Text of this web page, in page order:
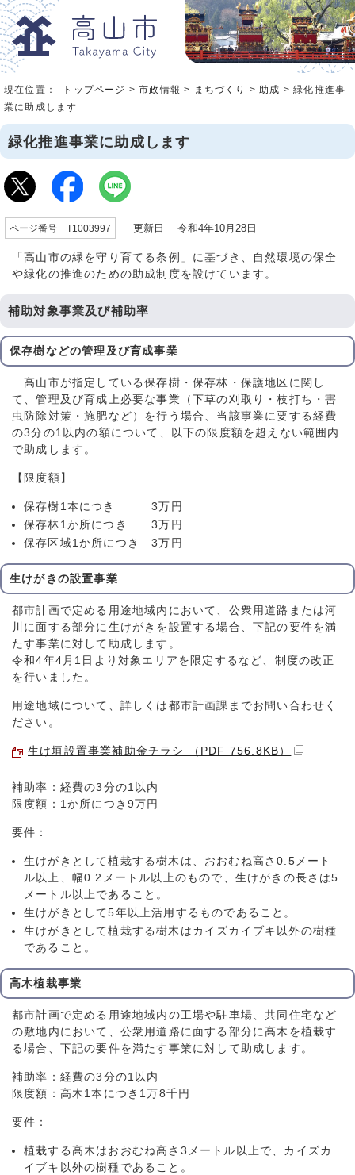
現在位置： トップページ >市政情報 > まちづくり >助成 > 緑化推進事
業に助成します
緑化推進事業に助成します
ページ番号 T1003997 更新日 令和4年10月28日
「高山市の緑を守り育てる条例」に基づき、自然環境の保全
や緑化の推進のための助成制度を設けています。
補助対象事業及び補助率
保存樹などの管理及び育成事業
高山市が指定している保存樹・保存林・保護地区に関し
て、管理及び育成上必要な事業（下草の刈取り・枝打ち・害
虫防除対策・施肥など）を行う場合、当該事業に要する経費
の3分の1以内の額について、以下の限度額を超えない範囲内
で助成します。
【限度額】
保存樹1本につき 3万円
保存林1か所につき 3万円
保存区域1か所につき 3万円
生けがきの設置事業
都市計画で定める用途地域内において、公衆用道路または河
川に面する部分に生けがきを設置する場合、下記の要件を満
たす事業に対して助成します。
令和4年4月1日より対象エリアを限定するなど、制度の改正
を行いました。
用途地域について、詳しくは都市計画課までお問い合わせく
ださい。
生け垣設置事業補助金チラシ （PDF 756.8KB）
補助率：経費の3分の1以内
限度額：1か所につき9万円
要件：
生けがきとして植栽する樹木は、おおむね高さ0.5メート
ル以上、幅0.2メートル以上のもので、生けがきの長さは5
メートル以上であること。
生けがきとして5年以上活用するものであること。
生けがきとして植栽する樹木はカイズカイブキ以外の樹種
であること。
高木植栽事業
都市計画で定める用途地域内の工場や駐車場、共同住宅など
の敷地内において、公衆用道路に面する部分に高木を植栽す
る場合、下記の要件を満たす事業に対して助成します。
補助率：経費の3分の1以内
限度額：高木1本につき1万8千円
要件：
植栽する高木はおおむね高さ3メートル以上で、カイズカ
イブキ以外の樹種であること。